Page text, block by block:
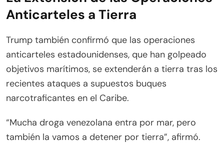
Anticarteles a Tierra
Trump también confirmó que las operaciones
anticarteles estadounidenses, que han golpeado
objetivos marítimos, se extenderán a tierra tras los
recientes ataques a supuestos buques
narcotraficantes en el Caribe.
“Mucha droga venezolana entra por mar, pero
también la vamos a detener por tierra”, afirmó.